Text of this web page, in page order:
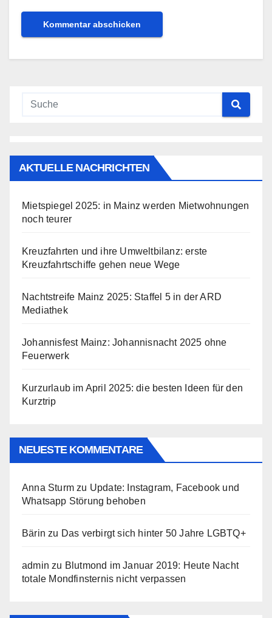
AKTUELLE NACHRICHTEN
Mietspiegel 2025: in Mainz werden Mietwohnungen
noch teurer
Kreuzfahrten und ihre Umweltbilanz: erste
Kreuzfahrtschiffe gehen neue Wege
Nachtstreife Mainz 2025: Staffel 5 in der ARD
Mediathek
Johannisfest Mainz: Johannisnacht 2025 ohne
Feuerwerk
Kurzurlaub im April 2025: die besten Ideen für den
Kurztrip
NEUESTE KOMMENTARE
Anna Sturm zu Update: Instagram, Facebook und
Whatsapp Störung behoben
Bärin zu Das verbirgt sich hinter 50 Jahre LGBTQ+
admin zu Blutmond im Januar 2019: Heute Nacht
totale Mondfinsternis nicht verpassen